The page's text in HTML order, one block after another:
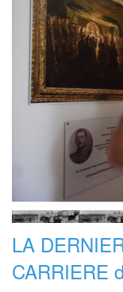
LA
CARRIERE